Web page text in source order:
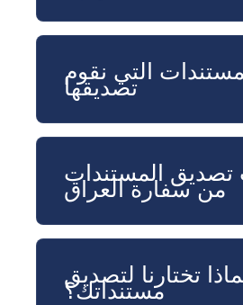
التي نقوم
تصديقها
المستندات
من سفارة العراق
تختارنا لتصديق
مستنداتك؟